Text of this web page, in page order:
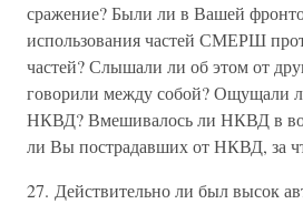
сражение? Были ли в Вашей
использования частей СМЕРШ
частей? Слышали ли об этом от
говорили между собой? Ощущали
НКВД? Вмешивалось ли НКВД в
ли Вы пострадавших от НКВД, за
27. Действительно ли был высок